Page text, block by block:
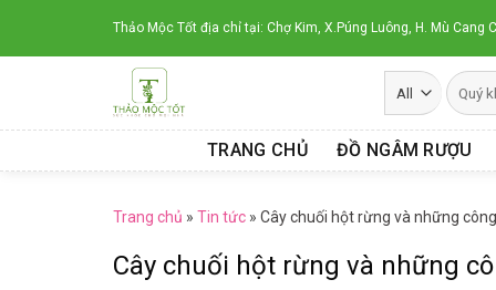
Thảo Mộc Tốt địa chỉ tại: Chợ Kim, X.Púng Luông, H. Mù Cang
TRANG CHỦ ĐỒ NGÂM RƯỢU
Trang chủ » Tin tức » Cây chuối hột rừng và những
Cây chuối hột rừng và những